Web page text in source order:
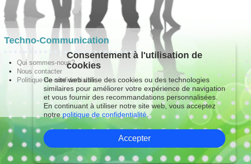
Techno-Communication
Qui sommes-nous?
Nous contacter
Politique de confidentialité
Consentement à l'utilisation de
cookies
Ce site web utilise des cookies ou des technologies
similaires pour améliorer votre expérience de navigation
et vous fournir des recommandations personnalisées.
En continuant à utiliser notre site web, vous acceptez
notre politique de confidentialité.
Accepter